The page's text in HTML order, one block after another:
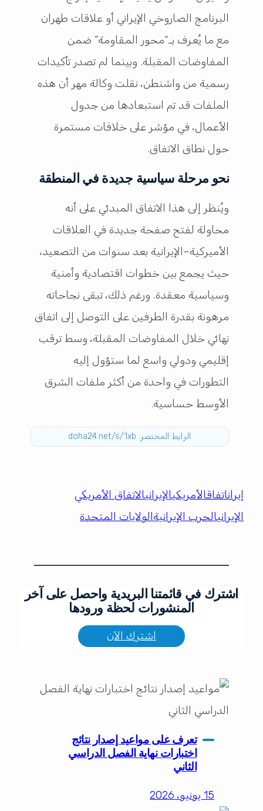
البرنامج الصاروخي الإيراني أو علاقات طهران
مع ما يُعرف بـ“محور المقاومة” ضمن
المفاوضات المقبلة. وبينما لم تصدر تأكيدات
رسمية من واشنطن، نقلت وكالة مهر أن هذه
الملفات قد تم استبعادها من جدول
الأعمال، في مؤشر على خلافات مستمرة
حول نطاق الاتفاق.
نحو مرحلة سياسية جديدة في المنطقة
ويُنظر إلى هذا الاتفاق المبدئي على أنه
محاولة لفتح صفحة جديدة في العلاقات
الأميركية–الإيرانية بعد سنوات من التصعيد،
حيث يجمع بين خطوات اقتصادية وأمنية
وسياسية معقدة. ورغم ذلك، تبقى نجاحاته
مرهونة بقدرة الطرفين على التوصل إلى اتفاق
نهائي خلال المفاوضات المقبلة، وسط ترقب
إقليمي ودولي واسع لما ستؤول إليه
التطورات في واحدة من أكثر ملفات الشرق
الأوسط حساسية.
الرابط المختصر: doha24.net/s/1xb
إيراناتفاقالأمريكيالإيرانيالاتفاق الأمريكي
الإيرانيالحرب الإيرانيةالولايات المتحدة
اشترك في قائمتنا البريدية واحصل على آخر
المنشورات لحظة ورودها
اشترك الآن
تعرف على مواعيد إصدار نتائج
اختبارات نهاية الفصل الدراسي
الثاني
15 يونيو، 2026